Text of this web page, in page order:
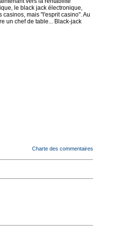
le black jack électronique,
mais "l'esprit casino". Au
un chef de table... Black-jack
Charte des commentaires